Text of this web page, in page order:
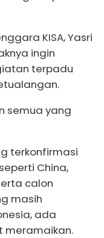
KISA, Yasri
ingin
terpadu
semua yang
terkonfirmasi
China,
calon
masih
ada
meramaikan.